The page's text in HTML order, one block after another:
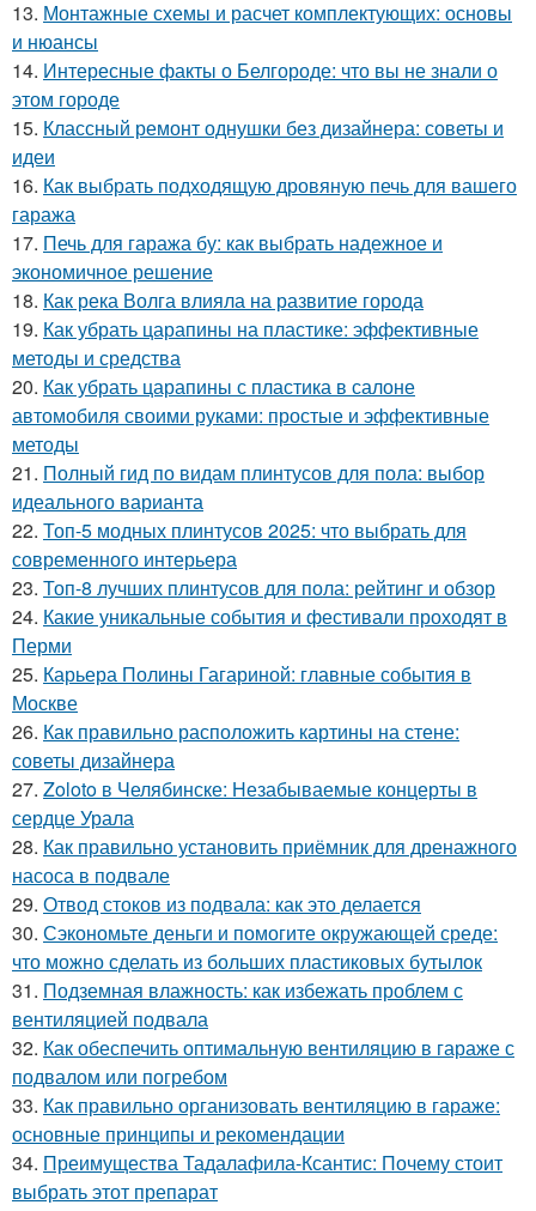
13. Монтажные схемы и расчет комплектующих: основы
и нюансы
14. Интересные факты о Белгороде: что вы не знали о
этом городе
15. Классный ремонт однушки без дизайнера: советы и
идеи
16. Как выбрать подходящую дровяную печь для вашего
гаража
17. Печь для гаража бу: как выбрать надежное и
экономичное решение
18. Как река Волга влияла на развитие города
19. Как убрать царапины на пластике: эффективные
методы и средства
20. Как убрать царапины с пластика в салоне
автомобиля своими руками: простые и эффективные
методы
21. Полный гид по видам плинтусов для пола: выбор
идеального варианта
22. Топ-5 модных плинтусов 2025: что выбрать для
современного интерьера
23. Топ-8 лучших плинтусов для пола: рейтинг и обзор
24. Какие уникальные события и фестивали проходят в
Перми
25. Карьера Полины Гагариной: главные события в
Москве
26. Как правильно расположить картины на стене:
советы дизайнера
27. Zoloto в Челябинске: Незабываемые концерты в
сердце Урала
28. Как правильно установить приёмник для дренажного
насоса в подвале
29. Отвод стоков из подвала: как это делается
30. Сэкономьте деньги и помогите окружающей среде:
что можно сделать из больших пластиковых бутылок
31. Подземная влажность: как избежать проблем с
вентиляцией подвала
32. Как обеспечить оптимальную вентиляцию в гараже с
подвалом или погребом
33. Как правильно организовать вентиляцию в гараже:
основные принципы и рекомендации
34. Преимущества Тадалафила-Ксантис: Почему стоит
выбрать этот препарат